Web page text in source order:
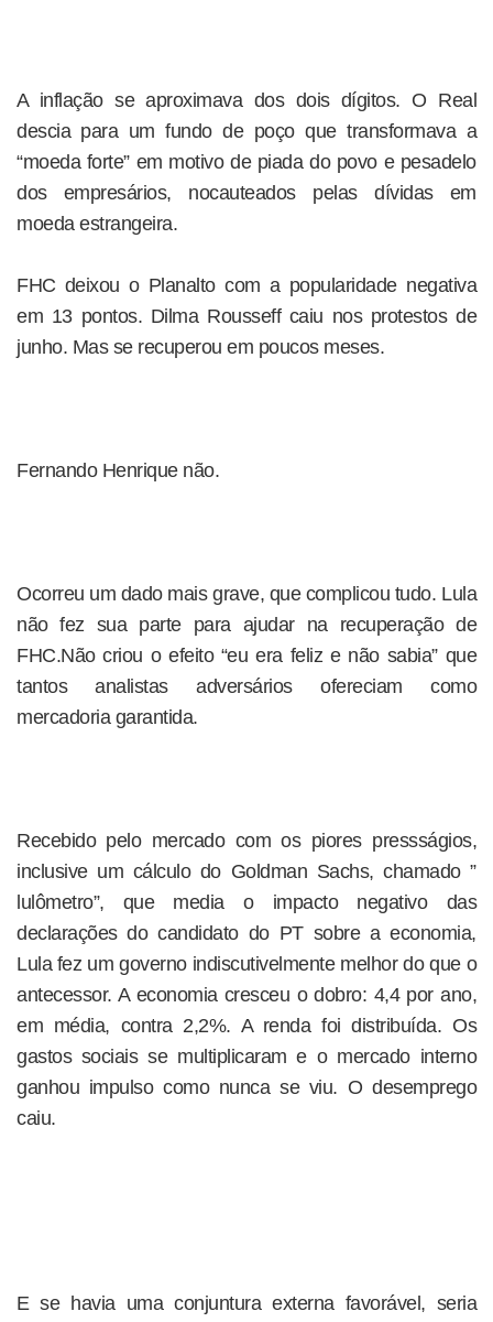
A inflação se aproximava dos dois dígitos. O Real
descia para um fundo de poço que transformava a
“moeda forte” em motivo de piada do povo e pesadelo
dos empresários, nocauteados pelas dívidas em
moeda estrangeira.
FHC deixou o Planalto com a popularidade negativa
em 13 pontos. Dilma Rousseff caiu nos protestos de
junho. Mas se recuperou em poucos meses.
Fernando Henrique não.
Ocorreu um dado mais grave, que complicou tudo. Lula
não fez sua parte para ajudar na recuperação de
FHC.Não criou o efeito “eu era feliz e não sabia” que
tantos analistas adversários ofereciam como
mercadoria garantida.
Recebido pelo mercado com os piores pressságios,
inclusive um cálculo do Goldman Sachs, chamado ”
lulômetro”, que media o impacto negativo das
declarações do candidato do PT sobre a economia,
Lula fez um governo indiscutivelmente melhor do que o
antecessor. A economia cresceu o dobro: 4,4 por ano,
em média, contra 2,2%. A renda foi distribuída. Os
gastos sociais se multiplicaram e o mercado interno
ganhou impulso como nunca se viu. O desemprego
caiu.
E se havia uma conjuntura externa favorável, seria